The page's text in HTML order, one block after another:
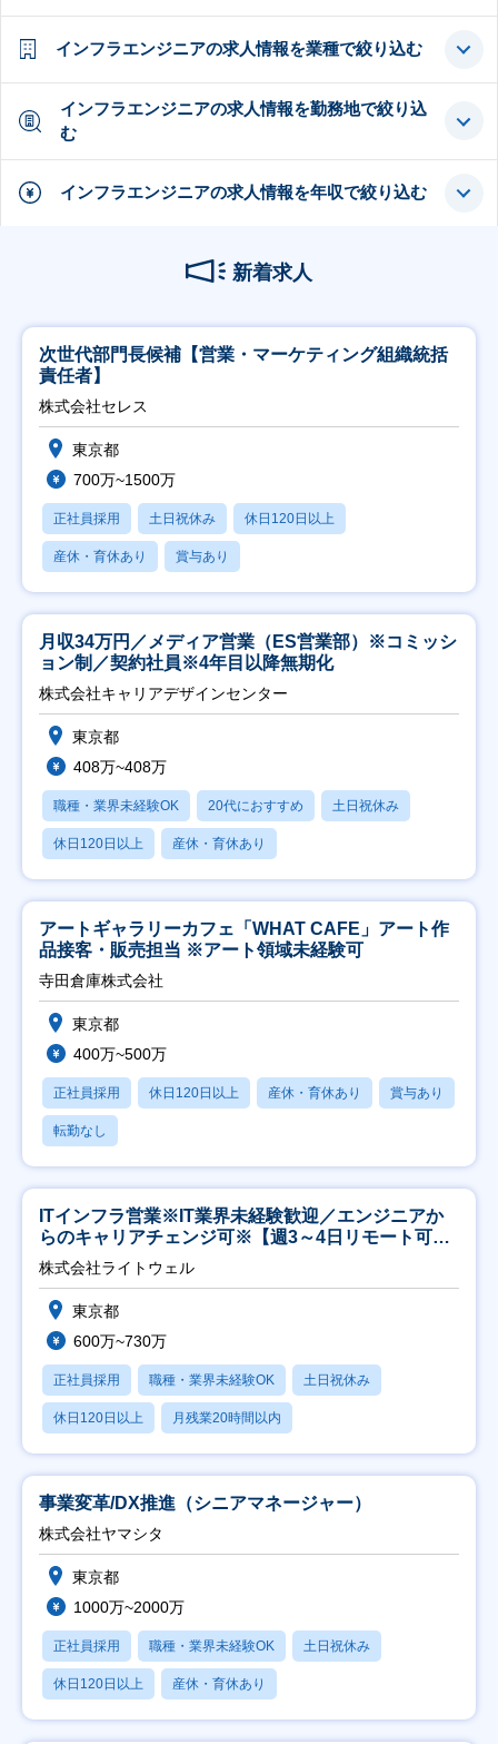
インフラエンジニアの求人情報を業種で絞り込む
インフラエンジニアの求人情報を勤務地で絞り込
む
インフラエンジニアの求人情報を年収で絞り込む
新着求人
次世代部門長候補【営業・マーケティング組織統括
責任者】
株式会社セレス
東京都
700万~1500万
正社員採用 土日祝休み 休日120日以上
産休・育休あり 賞与あり
月収34万円／メディア営業（ES営業部）※コミッシ
ョン制／契約社員※4年目以降無期化
株式会社キャリアデザインセンター
東京都
408万~408万
職種・業界未経験OK 20代におすすめ 土日祝休み
休日120日以上 産休・育休あり
アートギャラリーカフェ「WHAT CAFE」アート作
品接客・販売担当 ※アート領域未経験可
寺田倉庫株式会社
東京都
400万~500万
正社員採用 休日120日以上 産休・育休あり 賞与あり
転勤なし
ITインフラ営業※IT業界未経験歓迎／エンジニアか
らのキャリアチェンジ可※【週3～4日リモート可
能】
株式会社ライトウェル
東京都
600万~730万
正社員採用 職種・業界未経験OK 土日祝休み
休日120日以上 月残業20時間以内
事業変革/DX推進（シニアマネージャー）
株式会社ヤマシタ
東京都
1000万~2000万
正社員採用 職種・業界未経験OK 土日祝休み
休日120日以上 産休・育休あり